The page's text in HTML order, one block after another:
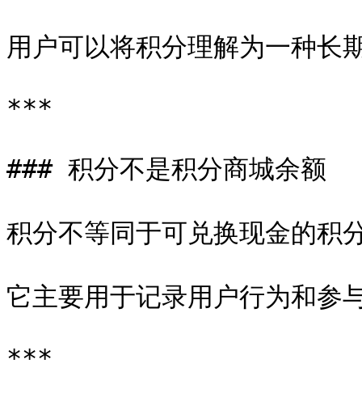
用户可以将积分理解为一种长
***
### 积分不是积分商城余额
积分不等同于可兑换现金的积
它主要用于记录用户行为和参
***